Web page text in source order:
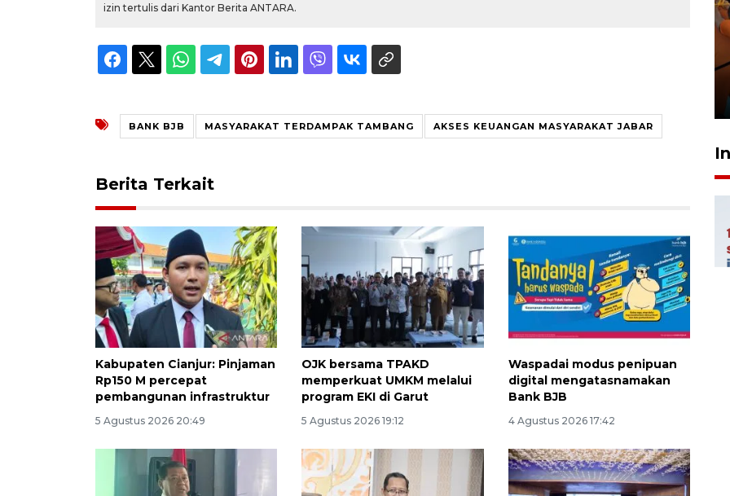
izin tertulis dari Kantor Berita ANTARA.
BANK BJB MASYARAKAT TERDAMPAK TAMBANG AKSES KEUANGAN MASYARAKAT JABAR
Berita Terkait
Kabupaten Cianjur: Pinjaman
Rp150 M percepat
pembangunan infrastruktur
5 Agustus 2026 20:49
OJK bersama TPAKD
memperkuat UMKM melalui
program EKI di Garut
5 Agustus 2026 19:12
Waspadai modus penipuan
digital mengatasnamakan
Bank BJB
4 Agustus 2026 17:42